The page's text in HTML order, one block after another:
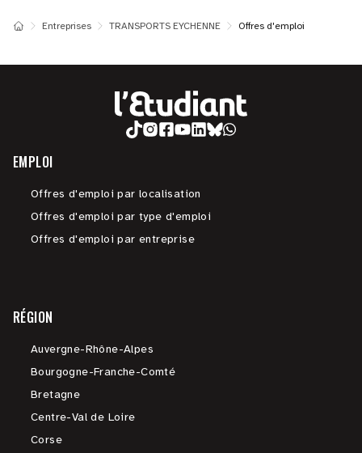
Entreprises TRANSPORTS EYCHENNE Offres d'emploi
EMPLOI
Offres d'emploi par localisation
Offres d'emploi par type d'emploi
Offres d'emploi par entreprise
RÉGION
Auvergne-Rhône-Alpes
Bourgogne-Franche-Comté
Bretagne
Centre-Val de Loire
Corse